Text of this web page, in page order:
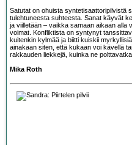
Satutat on ohuista syntetisaattoripilvistä
tulehtuneesta suhteesta. Sanat käyvät
ja viilletään – vaikka samaan aikaan alla
voimat. Konfliktista on syntynyt
kuitenkin kylmää ja biitti kuiskii
ainakaan siten, että kukaan voi kävellä
rakkauden liekkejä, kuinka ne
Mika Roth